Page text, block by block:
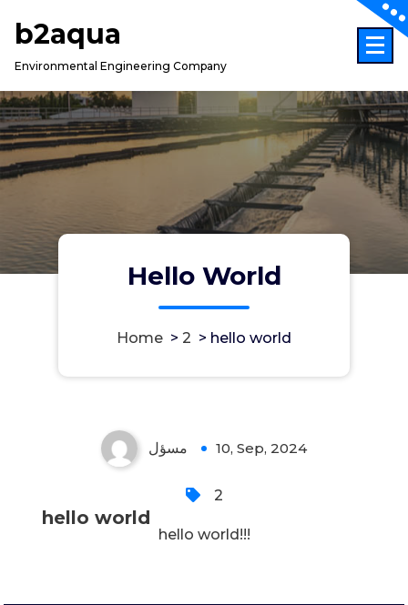
b2aqua
Environmental Engineering Company
Hello World
Home > 2 > hello world
مسؤل 10, Sep, 2024
2
hello world
hello world!!!